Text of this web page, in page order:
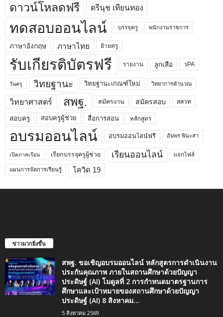
ดาวน์โหลดฟรี ตรีนุช เทียนทอง
ทดสอบออนไลน์ บรรจุครู พนักงานราชการ
ภาษาอังกฤษ ภาษาไทย ย้ายครู
รับเกียรติบัตรฟรี รายงาน ลูกเสือ วPA
วันครู วิทยฐานะ วิทยฐานะเกณฑ์ใหม่ วิทยาการคำนวณ
วิทยาศาสตร์ สพฐ. สมัครงาน สมัครสอบ สสวท
สอบครู สอบครูผู้ช่วย สื่อการสอน หลักสูตร
อบรมออนไลน์ อบรมออนไลน์ฟรี อัมพร พินะสา
เปิดภาคเรียน เรียกบรรจุครูผู้ช่วย เรียนออนไลน์ แจกไฟล์
แผนการจัดการเรียนรู้ โควิด 19
ข่าวมากยิ่งขึ้น
สพฐ. ขอเชิญอบรมออนไลน์ หลักสูตรการดำเนินงาน
ประกันคุณภาพ ภายในสถานศึกษาด้วยปัญญา
ประดิษฐ์ (AI) โมดูลที่ 2 การกำหนดมาตรฐานการ
ศึกษาและเป้าหมายของสถานศึกษาด้วยปัญญา
ประดิษฐ์ (AI) 8 สิงหาคม...
5 สิงหาคม 2569